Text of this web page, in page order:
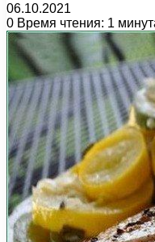
06.10.2021
0 Время чтения: 1